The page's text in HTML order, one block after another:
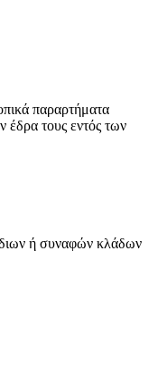
παραρτήματα
έδρα τους εντός των
ή συναφών κλάδων